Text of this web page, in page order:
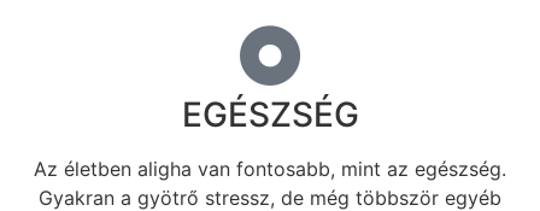
EGÉSZSÉG
Az életben aligha van fontosabb, mint az egészség.
Gyakran a gyötrő stressz, de még többször egyéb